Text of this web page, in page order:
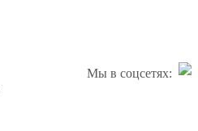
Мы в соцсетях: